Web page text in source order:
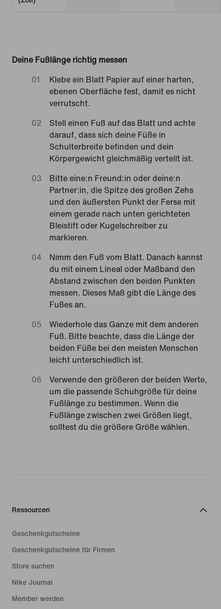
Deine Fußlänge richtig messen
Klebe ein Blatt Papier auf einer harten,
ebenen Oberfläche fest, damit es nicht
verrutscht.
Stell einen Fuß auf das Blatt und achte
darauf, dass sich deine Füße in
Schulterbreite befinden und dein
Körpergewicht gleichmäßig verteilt ist.
Bitte eine:n Freund:in oder deine:n
Partner:in, die Spitze des großen Zehs
und den äußersten Punkt der Ferse mit
einem gerade nach unten gerichteten
Bleistift oder Kugelschreiber zu
markieren.
Nimm den Fuß vom Blatt. Danach kannst
du mit einem Lineal oder Maßband den
Abstand zwischen den beiden Punkten
messen. Dieses Maß gibt die Länge des
Fußes an.
Wiederhole das Ganze mit dem anderen
Fuß. Bitte beachte, dass die Länge der
beiden Füße bei den meisten Menschen
leicht unterschiedlich ist.
Verwende den größeren der beiden Werte,
um die passende Schuhgröße für deine
Fußlänge zu bestimmen. Wenn die
Fußlänge zwischen zwei Größen liegt,
solltest du die größere Größe wählen.
Ressourcen
Geschenkgutscheine
Geschenkgutscheine für Firmen
Store suchen
Nike Journal
Member werden